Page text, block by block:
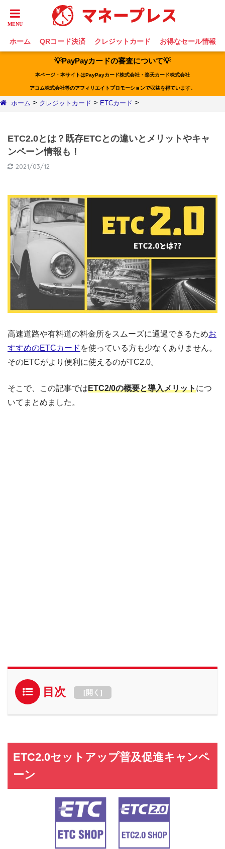
ホーム QRコード決済 クレジットカード お得なセール情報
💡PayPayカードの審査について💡
本ページ・本サイトはPayPayカード株式会社・楽天カード株式会社
アコム株式会社等のアフィリエイトプロモーションで収益を得ています。
ホーム > クレジットカード > ETCカード >
ETC2.0とは？既存ETCとの違いとメリットやキャ
ンペーン情報も！
2021/03/12
高速道路や有料道の料金所をスムーズに通過できるためお
すすめのETCカード を使っている方も少なくありません。
そのETCがより便利に使えるのがTC2.0。
そこで、この記事ではETC2/0の概要と導入メリットにつ
いてまとめました。
目次 [開く ]
ETC2.0セットアップ普及促進キャンペ
ーン